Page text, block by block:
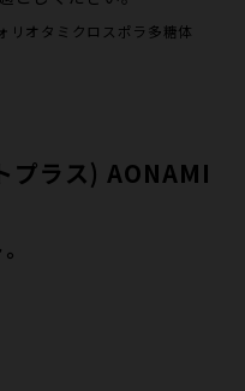
リオタミクロスポラ多糖体
ラス) AONAMI